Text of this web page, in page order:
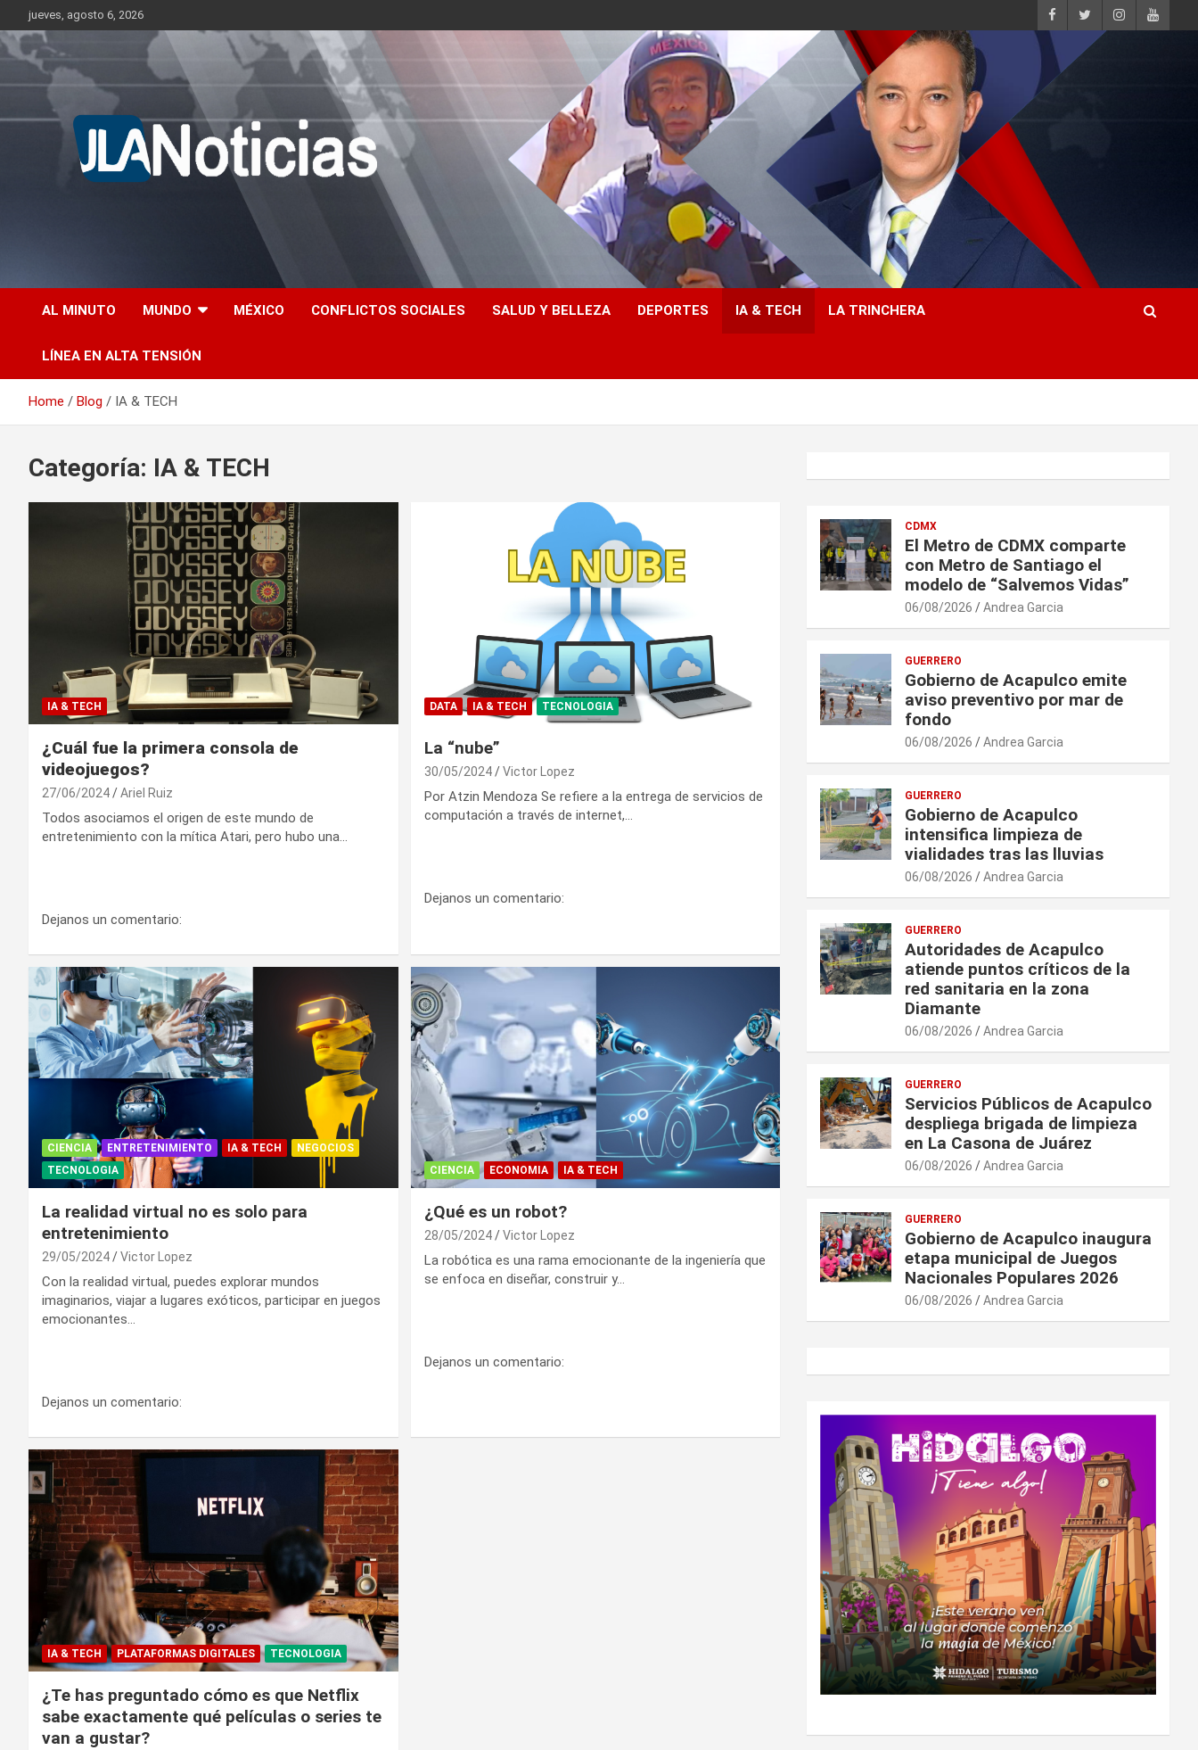
to
content
jueves, agosto 6, 2026
Jlanoticias
AL MINUTO MUNDO MÉXICO CONFLICTOS SOCIALES SALUD Y BELLEZA DEPORTES IA & TECH LA TRINCHERA
LÍNEA EN ALTA TENSIÓN
Home Blog IA & TECH
Categoría: IA & TECH
IA & TECH
¿Cuál fue la primera consola de
videojuegos?
27/06/2024 Ariel Ruiz
Todos asociamos el origen de este mundo de
entretenimiento con la mítica Atari, pero hubo una…
Dejanos un comentario:
DATA IA & TECH TECNOLOGIA
La “nube”
30/05/2024 Victor Lopez
Por Atzin Mendoza Se refiere a la entrega de servicios de
computación a través de internet,…
Dejanos un comentario:
CIENCIA ENTRETENIMIENTO IA & TECH
NEGOCIOS
TECNOLOGIA
La realidad virtual no es solo para
entretenimiento
29/05/2024 Victor Lopez
Con la realidad virtual, puedes explorar mundos
imaginarios, viajar a lugares exóticos, participar en juegos
emocionantes…
Dejanos un comentario:
CIENCIA ECONOMIA IA & TECH
¿Qué es un robot?
28/05/2024 Victor Lopez
La robótica es una rama emocionante de la ingeniería que
se enfoca en diseñar, construir y…
Dejanos un comentario:
IA & TECH PLATAFORMAS DIGITALES TECNOLOGIA
¿Te has preguntado cómo es que Netflix
sabe exactamente qué películas o series te
van a gustar?
CDMX
El Metro de CDMX comparte
con Metro de Santiago el
modelo de “Salvemos Vidas”
06/08/2026 Andrea Garcia
GUERRERO
Gobierno de Acapulco emite
aviso preventivo por mar de
fondo
06/08/2026 Andrea Garcia
GUERRERO
Gobierno de Acapulco
intensifica limpieza de
vialidades tras las lluvias
06/08/2026 Andrea Garcia
GUERRERO
Autoridades de Acapulco
atiende puntos críticos de la
red sanitaria en la zona
Diamante
06/08/2026 Andrea Garcia
GUERRERO
Servicios Públicos de Acapulco
despliega brigada de limpieza
en La Casona de Juárez
06/08/2026 Andrea Garcia
GUERRERO
Gobierno de Acapulco inaugura
etapa municipal de Juegos
Nacionales Populares 2026
06/08/2026 Andrea Garcia